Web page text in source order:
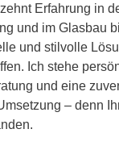
Erfahrung in
und im Glasbau
und stilvolle
Ich stehe
und eine
– denn